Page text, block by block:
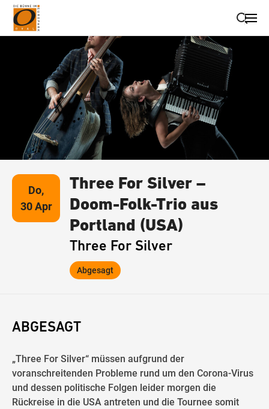
Suche schließen
Wegbeschreibung erhalten
Do,
30 Apr
Three For Silver –
Doom-Folk-Trio aus
Portland (USA)
Three For Silver
Abgesagt
ABGESAGT
„Three For Silver“ müssen aufgrund der
voranschreitenden Probleme rund um den Corona-Virus
und dessen politische Folgen leider morgen die
Rückreise in die USA antreten und die Tournee somit